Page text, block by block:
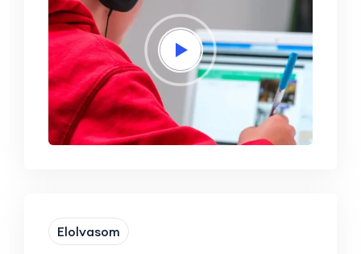
Elolvasom